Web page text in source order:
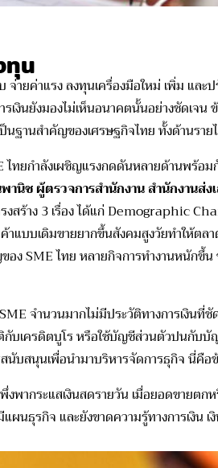
ทุน
ายค่าแรง ลงทุนเครื่องมือใหม่ เพิ่ม และ
งินยังมองไม่เห็นอนาคตนั้นอย่างชัดเจน
ฐานสำคัญของเศรษฐกิจไทย ทั้งด้านราย
ไทยกำลังเผชิญแรงกดดันหลายด้านพร้อม
านิช ผู้ตรวจการสำนักงาน สำนักงานส่ง
งสร้าง 3 เรื่อง ได้แก่ Demographic
าแบบเดิมขายยากขึ้นสังคมสูงวัยทำให้ตล
อง SME ไทย หลายกิจการทำงานหนักขึ้
จำนวนมากไม่มีประวัติทางการเงินที่ชั
กับเครดิตบูโร หรือใช้บัญชีส่วนตัวปนกับ
นับสนุนเพื่อนำมาบริหารจัดการธุกิจ นี่คือ
พากระแสเงินสดรายวัน เมื่อยอดขายต
ธุรกิจ และยังขาดความรู้ทางการเงิน เ